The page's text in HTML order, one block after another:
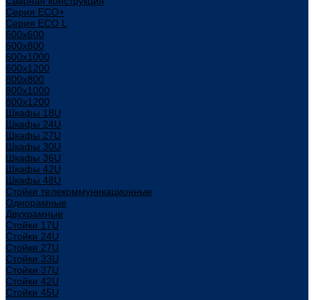
Серия ECO+
Серия ECO L
600x600
600x800
600х1000
600х1200
800x800
800х1000
800х1200
Шкафы 18U
Шкафы 24U
Шкафы 27U
Шкафы 30U
Шкафы 36U
Шкафы 42U
Шкафы 48U
Стойки телекоммуникационные
Однорамные
Двухрамные
Стойки 17U
Стойки 24U
Стойки 27U
Стойки 33U
Стойки 37U
Стойки 42U
Стойки 45U